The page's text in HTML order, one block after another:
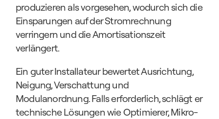
produzieren als vorgesehen, wodurch sich die
Einsparungen auf der Stromrechnung
verringern und die Amortisationszeit
verlängert.
Ein guter Installateur bewertet Ausrichtung,
Neigung, Verschattung und
Modulanordnung. Falls erforderlich, schlägt er
technische Lösungen wie Optimierer, Mikro-